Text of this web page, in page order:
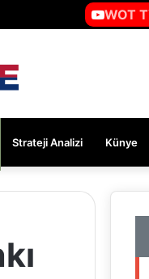
WOT
Strateji Analizi Künye